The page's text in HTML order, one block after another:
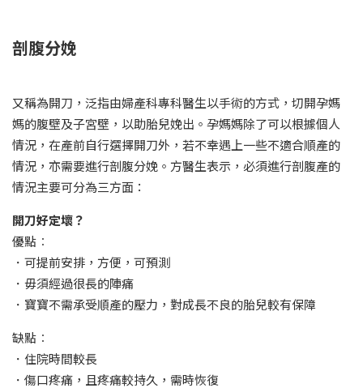
剖腹分娩
又稱為開刀，泛指由婦產科專科醫生以手術的方式，切開孕媽
媽的腹壁及子宮壁，以助胎兒娩出。孕媽媽除了可以根據個人
情況，在產前自行選擇開刀外，若不幸遇上一些不適合順產的
情況，亦需要進行剖腹分娩。方醫生表示，必須進行剖腹產的
情況主要可分為三方面：
開刀好定壞？
優點︰
．可提前安排，方便，可預測
．毋須經過很長的陣痛
．寶寶不需承受順產的壓力，對成長不良的胎兒較有保障
缺點︰
．住院時間較長
．傷口疼痛，且疼痛較持久，需時恢復